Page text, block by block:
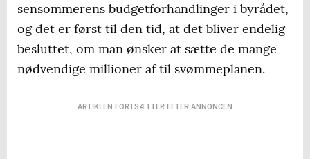
sensommerens budgetforhandlinger i byrådet,
og det er først til den tid, at det bliver endelig
besluttet, om man ønsker at sætte de mange
nødvendige millioner af til svømmeplanen.
ARTIKLEN FORTSÆTTER EFTER ANNONCEN